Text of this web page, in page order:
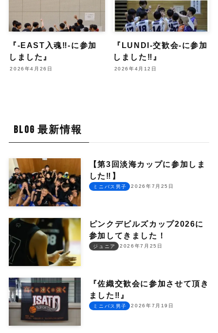
『-EAST入魂‼︎-に参加
しました』
2026年4月26日
『LUNDI-交歓会-に参加
しました‼︎』
2026年4月12日
BLOG 最新情報
【第3回淡海カップに参加しま
した‼︎】
2026年7月25日
ミニバス男子
ピンクデビルズカップ2026に
参加してきました！
2026年7月25日
ジュニア
『佐織交歓会に参加させて頂き
ました‼︎』
2026年7月19日
ミニバス男子